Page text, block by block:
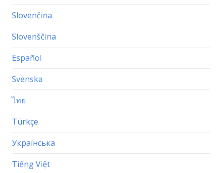
Slovenčina
Slovenščina
Español
Svenska
ไทย
Türkçe
Українська
Tiếng Việt